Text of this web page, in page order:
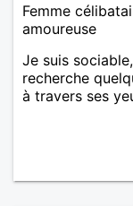
Femme
amoureuse
Je suis
recherche
à travers ses